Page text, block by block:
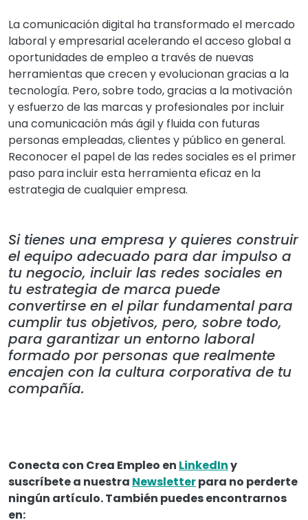
La comunicación digital ha transformado el mercado
laboral y empresarial acelerando el acceso global a
oportunidades de empleo a través de nuevas
herramientas que crecen y evolucionan gracias a la
tecnología. Pero, sobre todo, gracias a la motivación
y esfuerzo de las marcas y profesionales por incluir
una comunicación más ágil y fluida con futuras
personas empleadas, clientes y público en general.
Reconocer el papel de las redes sociales es el primer
paso para incluir esta herramienta eficaz en la
estrategia de cualquier empresa.
Si tienes una empresa y quieres construir
el equipo adecuado para dar impulso a
tu negocio, incluir las redes sociales en
tu estrategia de marca puede
convertirse en el pilar fundamental para
cumplir tus objetivos, pero, sobre todo,
para garantizar un entorno laboral
formado por personas que realmente
encajen con la cultura corporativa de tu
compañía.
Conecta con Crea Empleo en LinkedIny
suscríbete a nuestra Newsletterpara no perderte
ningún artículo. También puedes encontrarnos
en: